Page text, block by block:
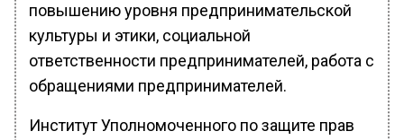
повышению уровня предпринимательской
культуры и этики, социальной
ответственности предпринимателей, работа с
обращениями предпринимателей.
Институт Уполномоченного по защите прав